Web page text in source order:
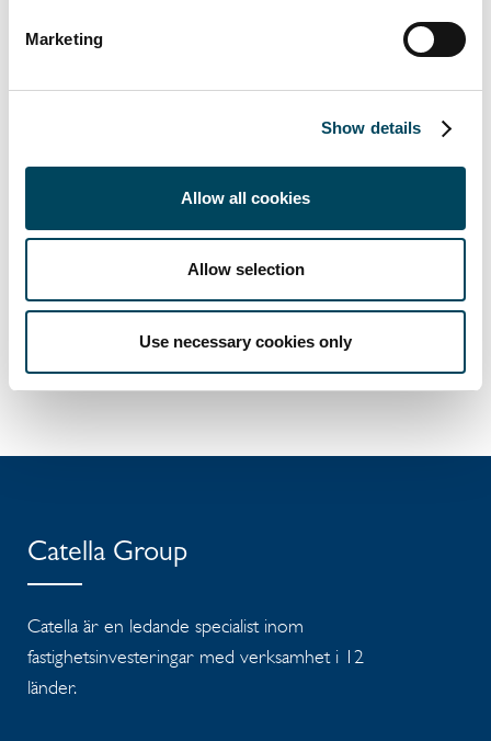
Marketing
Show details
Allow all cookies
Allow selection
Use necessary cookies only
Catella Group
Catella är en ledande specialist inom
fastighetsinvesteringar med verksamhet i 12
länder.